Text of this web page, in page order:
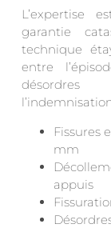
L’expertise
garantie
technique
entre
désordres
Fissures
mm
appuis